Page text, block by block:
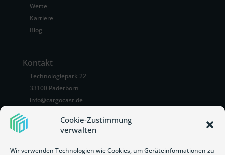
Cookie-Zustimmung
verwalten
Wir verwenden Technologien wie Cookies, um Geräteinformationen zu
Werte
Karriere
Blog
Kontakt
Technologiepark 22
33100 Paderborn
info@cargocast.de
CargoCast Instagram LinkCargoCast LinkedIn Link